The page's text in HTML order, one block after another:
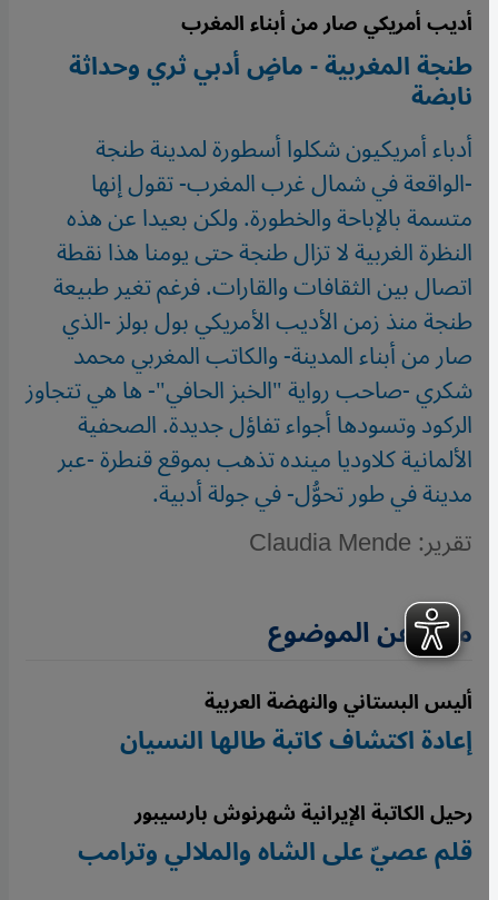
أديب أمريكي صار من أبناء المغرب
طنجة المغربية - ماضٍ أدبي ثري وحداثة
نابضة
أدباء أمريكيون شكلوا أسطورة لمدينة طنجة
-الواقعة في شمال غرب المغرب- تقول إنها
متسمة بالإباحة والخطورة. ولكن بعيدا عن هذه
النظرة الغربية لا تزال طنجة حتى يومنا هذا نقطة
اتصال بين الثقافات والقارات. فرغم تغير طبيعة
طنجة منذ زمن الأديب الأمريكي بول بولز -الذي
صار من أبناء المدينة- والكاتب المغربي محمد
شكري -صاحب رواية "الخبز الحافي"- ها هي تتجاوز
الركود وتسودها أجواء تفاؤل جديدة. الصحفية
الألمانية كلاوديا مينده تذهب بموقع قنطرة -عبر
مدينة في طور تحوُّل- في جولة أدبية.
تقرير: Claudia Mende
مزيد عن الموضوع
أليس البستاني والنهضة العربية
إعادة اكتشاف كاتبة طالها النسيان
رحيل الكاتبة الإيرانية شهرنوش بارسيبور
قلم عصيّ على الشاه والملالي وترامب